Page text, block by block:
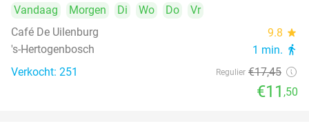
Vandaag Morgen Di Wo Do
Vr
Café De Uilenburg
9.8 star
's-Hertogenbosch 1 min. directions_walk
Verkocht: 251 Regulier €17,45
€11 ,50